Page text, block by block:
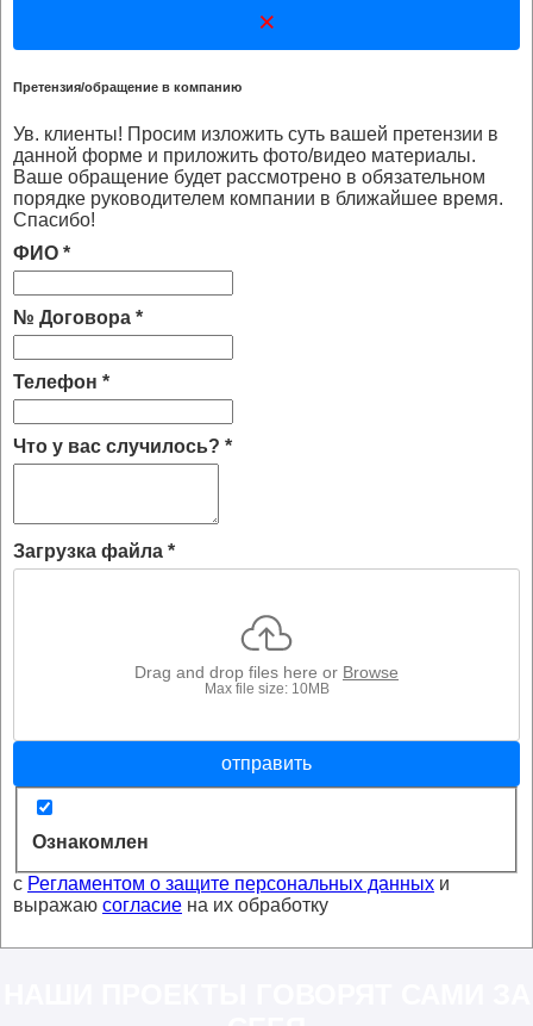
×
Претензия/обращение в компанию
Ув. клиенты! Просим изложить суть вашей претензии в
данной форме и приложить фото/видео материалы.
Ваше обращение будет рассмотрено в обязательном
порядке руководителем компании в ближайшее время.
Спасибо!
ФИО *
№ Договора *
Телефон *
Что у вас случилось? *
Загрузка файла *
Drag and drop files here or Browse
Max file size: 10MB
отправить
Ознакомлен
с Регламентом о защите персональных данных и
выражаю согласие на их обработку